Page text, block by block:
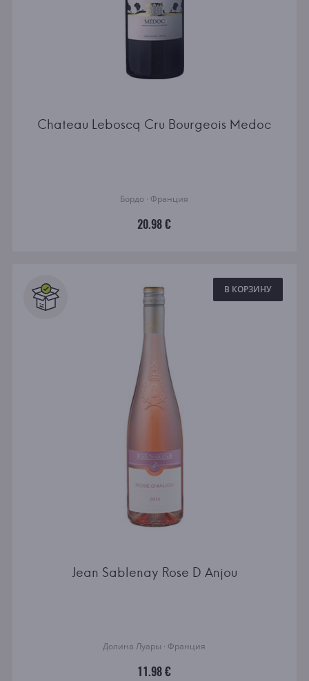
Chateau Leboscq Cru Bourgeois Medoc
Бордо · Франция
20.98 €
В КОРЗИНУ
Jean Sablenay Rose D Anjou
Долина Луары · Франция
11.98 €